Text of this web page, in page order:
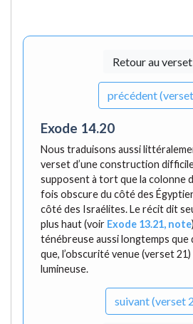
Retour au
précédent
Exode 14.20
Nous traduisons aussi
verset d’une construction
supposent à tort que la colonne
fois obscure du côté des
côté des Israélites. Le récit dit
plus haut (voir Exode 13.21, note
ténébreuse aussi longtemps que
que, l’obscurité venue (verset
lumineuse.
suivant (verset